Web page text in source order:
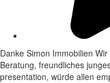
Danke Simon Immobilien
Beratung, freundliches
presentation, würde allen